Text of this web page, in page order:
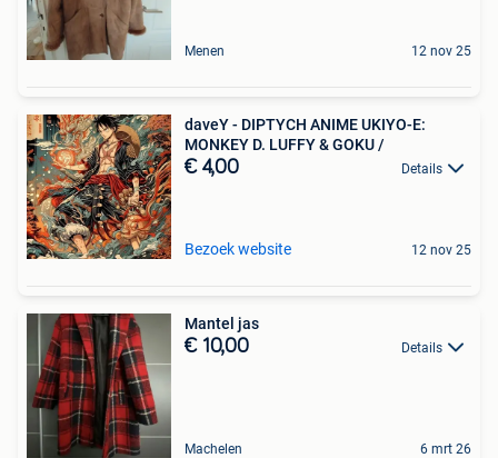
Menen 12 nov 25
daveY - DIPTYCH ANIME UKIYO-E:
MONKEY D. LUFFY & GOKU /
€ 4,00 Details
Bezoek website 12 nov 25
Mantel jas
€ 10,00 Details
Machelen 6 mrt 26